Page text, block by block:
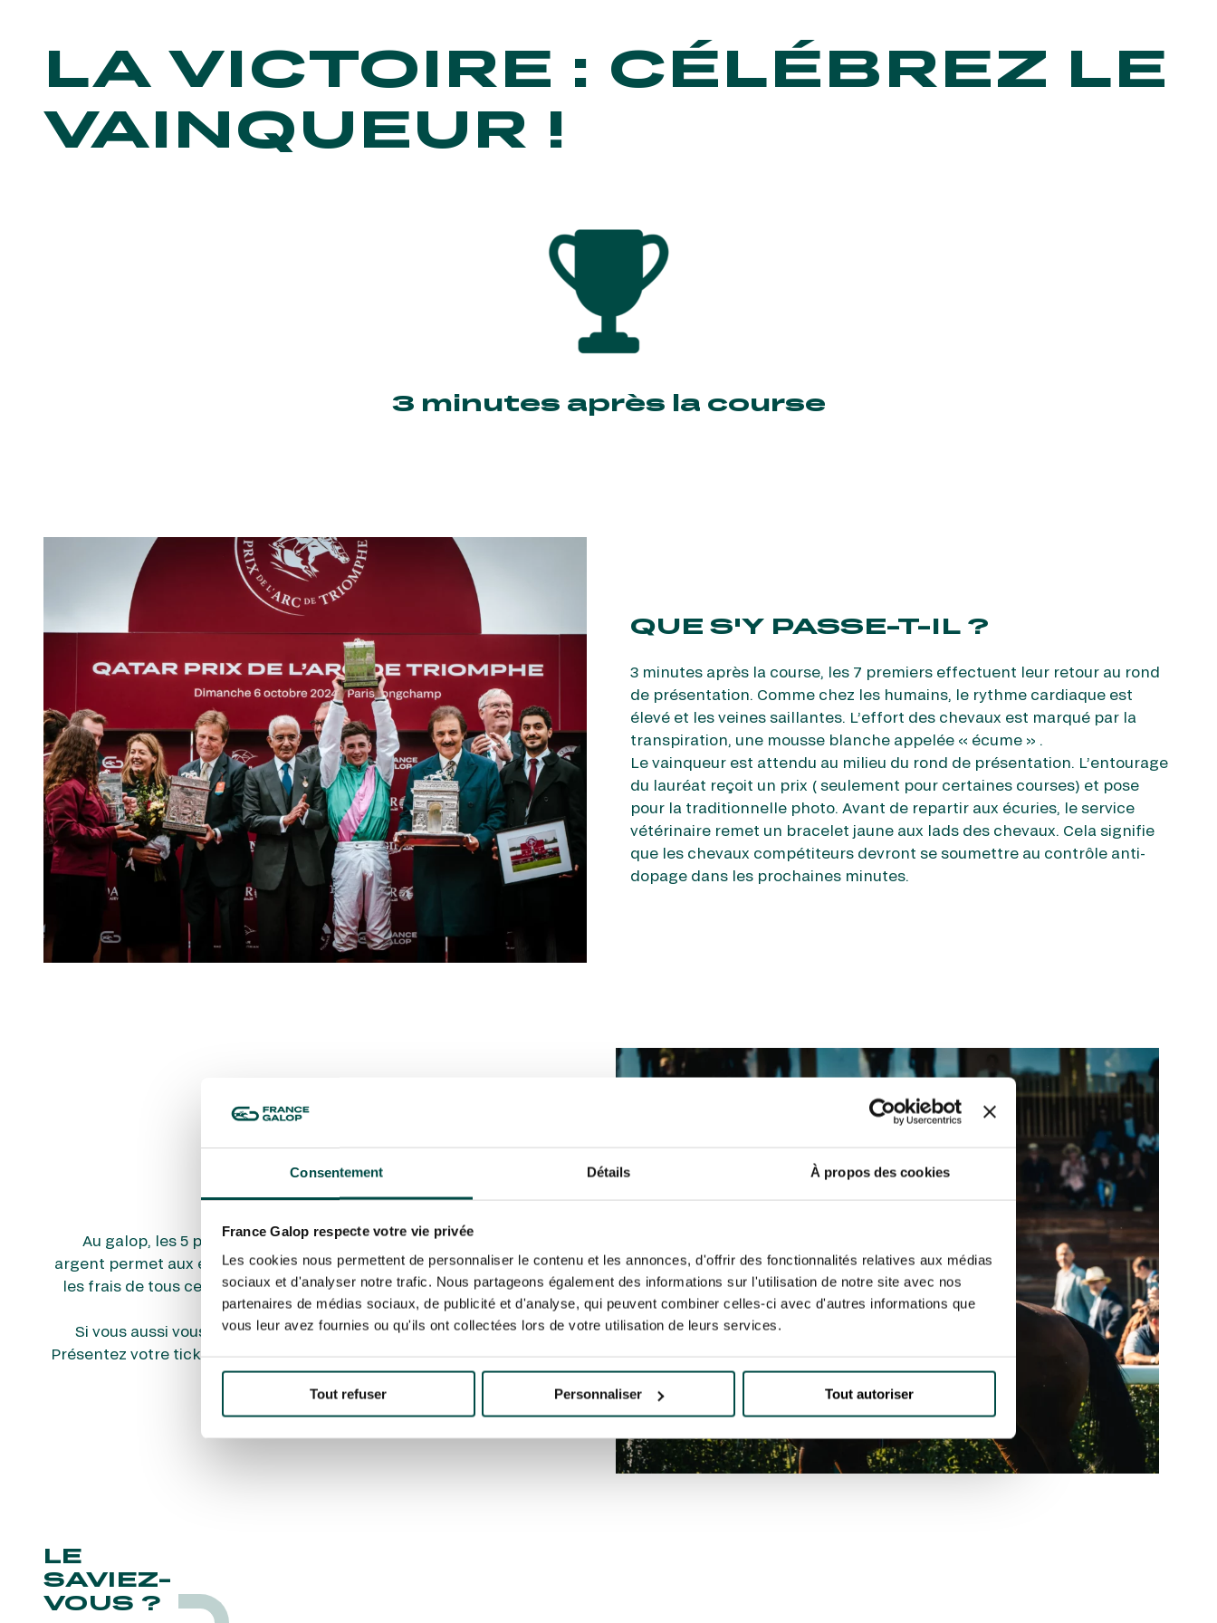
Consentement Détails À propos des cookies
France Galop respecte votre vie privée
Les cookies nous permettent de personnaliser le contenu et les annonces, d'offrir des fonctionnalités relatives aux médias
sociaux et d'analyser notre trafic. Nous partageons également des informations sur l'utilisation de notre site avec nos
partenaires de médias sociaux, de publicité et d'analyse, qui peuvent combiner celles-ci avec d'autres informations que
vous leur avez fournies ou qu'ils ont collectées lors de votre utilisation de leurs services.
Tout refuser Personnaliser Tout autoriser
Bons plans, nouveautés et actus : ne ratez rien !
LA VICTOIRE : CÉLÉBREZ LE
VAINQUEUR !
3 minutes après la course
QUE S'Y PASSE-T-IL ?
3 minutes après la course, les 7 premiers effectuent leur retour au rond
de présentation. Comme chez les humains, le rythme cardiaque est
élevé et les veines saillantes. L’effort des chevaux est marqué par la
transpiration, une mousse blanche appelée « écume » .
Le vainqueur est attendu au milieu du rond de présentation. L’entourage
du lauréat reçoit un prix ( seulement pour certaines courses) et pose
pour la traditionnelle photo. Avant de repartir aux écuries, le service
vétérinaire remet un bracelet jaune aux lads des chevaux. Cela signifie
que les chevaux compétiteurs devront se soumettre au contrôle anti-
dopage dans les prochaines minutes.
COMMENT ÇA
FONCTIONNE ?
Au galop, les 5 premiers d’une course perçoivent une allocation. Cet
argent permet aux entraîneurs de faire vivre leur entreprise et de payer
les frais de tous ceux qui ont contribué à la réussite (maréchal-ferrant,
lad, vétérinaire, … )
Si vous aussi vous avez gagné, c’est le moment de toucher vos gains.
Présentez votre ticket au comptoir ou à une borne pour vous faire payer.
LE
SAVIEZ-
VOUS ?